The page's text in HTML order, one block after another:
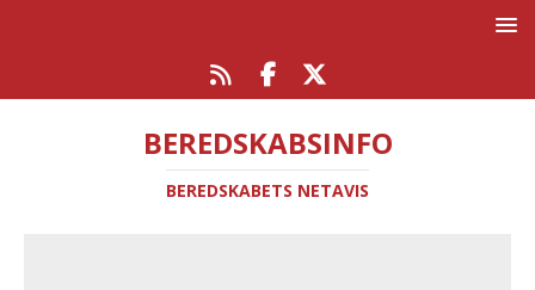
BEREDSKABSINFO
BEREDSKABETS NETAVIS